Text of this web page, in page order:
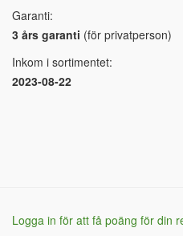
Garanti:
3 års garanti (för privatperson)
Inkom i sortimentet:
2023-08-22
Logga in för att få poäng för din